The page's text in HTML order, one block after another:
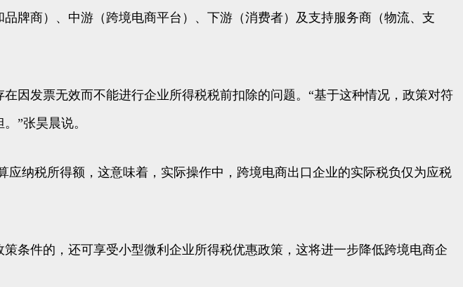
牌商）、中游（跨境电商平台）、下游（消费者）及支持服务商（物流、支
因发票无效而不能进行企业所得税税前扣除的问题。“基于这种情况，政策对符
”张昊晨说。
纳税所得额，这意味着，实际操作中，跨境电商出口企业的实际税负仅为应税
条件的，还可享受小型微利企业所得税优惠政策，这将进一步降低跨境电商企